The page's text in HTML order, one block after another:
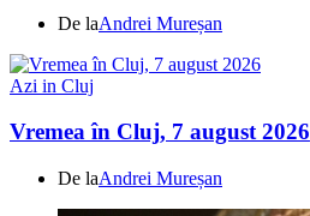
De laAndrei Mureșan
Azi in Cluj
Vremea în Cluj, 7 august 2026
De laAndrei Mureșan